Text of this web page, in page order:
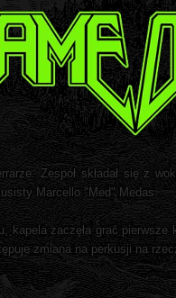
Zespół składał się z
Marcello "Med" Medas.
zaczęła grać
zmiana na perkusji na